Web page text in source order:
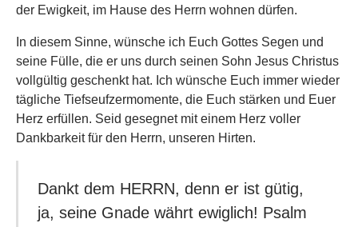
der Ewigkeit, im Hause des Herrn wohnen dürfen.
In diesem Sinne, wünsche ich Euch Gottes Segen und
seine Fülle, die er uns durch seinen Sohn Jesus Christus
vollgültig geschenkt hat. Ich wünsche Euch immer wieder
tägliche Tiefseufzermomente, die Euch stärken und Euer
Herz erfüllen. Seid gesegnet mit einem Herz voller
Dankbarkeit für den Herrn, unseren Hirten.
Dankt dem HERRN, denn er ist gütig,
ja, seine Gnade währt ewiglich! Psalm